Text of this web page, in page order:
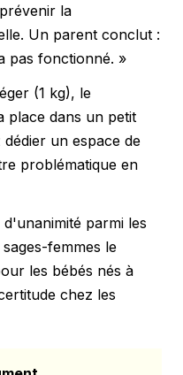
la
Un parent conclut :
pas fonctionné. »
(1 kg), le
place dans un petit
un espace de
problématique en
d'unanimité parmi les
femmes le
les bébés nés à
chez les